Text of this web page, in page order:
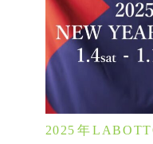
2025年